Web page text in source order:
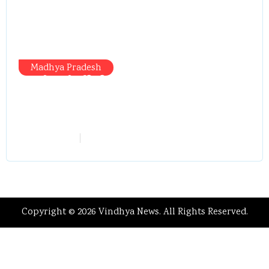
Madhya Pradesh
Copyright © 2026 Vindhya News. All Rights Reserved.